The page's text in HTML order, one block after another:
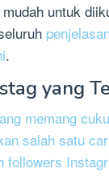
untuk
.
yang
memang
salah satu
followers